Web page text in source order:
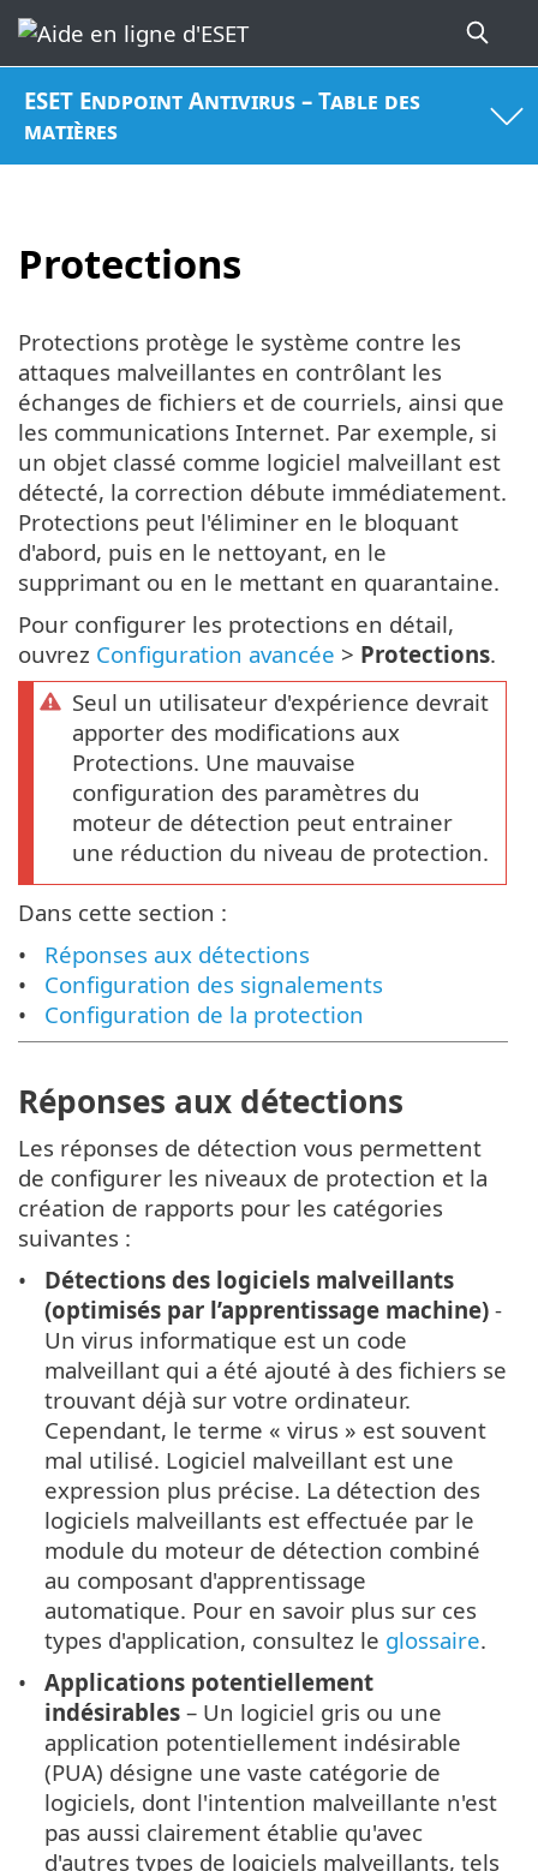
ESET Endpoint Antivirus – Table des
matières
Protections
Protections protège le système contre les
attaques malveillantes en contrôlant les
échanges de fichiers et de courriels, ainsi que
les communications Internet. Par exemple, si
un objet classé comme logiciel malveillant est
détecté, la correction débute immédiatement.
Protections peut l'éliminer en le bloquant
d'abord, puis en le nettoyant, en le
supprimant ou en le mettant en quarantaine.
Pour configurer les protections en détail,
ouvrez Configuration avancée > Protections.
Seul un utilisateur d'expérience devrait
apporter des modifications aux
Protections. Une mauvaise
configuration des paramètres du
moteur de détection peut entrainer
une réduction du niveau de protection.
Dans cette section :
Réponses aux détections
Configuration des signalements
Configuration de la protection
Réponses aux détections
Les réponses de détection vous permettent
de configurer les niveaux de protection et la
création de rapports pour les catégories
suivantes :
Détections des logiciels malveillants
(optimisés par l’apprentissage machine) -
Un virus informatique est un code
malveillant qui a été ajouté à des fichiers se
trouvant déjà sur votre ordinateur.
Cependant, le terme « virus » est souvent
mal utilisé. Logiciel malveillant est une
expression plus précise. La détection des
logiciels malveillants est effectuée par le
module du moteur de détection combiné
au composant d'apprentissage
automatique. Pour en savoir plus sur ces
types d'application, consultez le glossaire.
Applications potentiellement
indésirables– Un logiciel gris ou une
application potentiellement indésirable
(PUA) désigne une vaste catégorie de
logiciels, dont l'intention malveillante n'est
pas aussi clairement établie qu'avec
d'autres types de logiciels malveillants, tels